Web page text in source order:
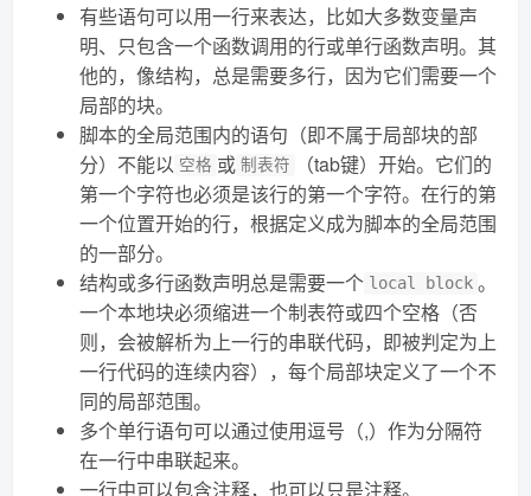
有些语句可以用一行来表达，比如大多数变量声
明、只包含一个函数调用的行或单行函数声明。其
他的，像结构，总是需要多行，因为它们需要一个
局部的块。
脚本的全局范围内的语句（即不属于局部块的部
分）不能以 空格 或 制表符
（tab键）开始。它们的
第一个字符也必须是该行的第一个字符。在行的第
一个位置开始的行，根据定义成为脚本的全局范围
的一部分。
结构或多行函数声明总是需要一个 local block 。
一个本地块必须缩进一个制表符或四个空格（否
则，会被解析为上一行的串联代码，即被判定为上
一行代码的连续内容），每个局部块定义了一个不
同的局部范围。
多个单行语句可以通过使用逗号（,）作为分隔符
在一行中串联起来。
一行中可以包含注释，也可以只是注释。